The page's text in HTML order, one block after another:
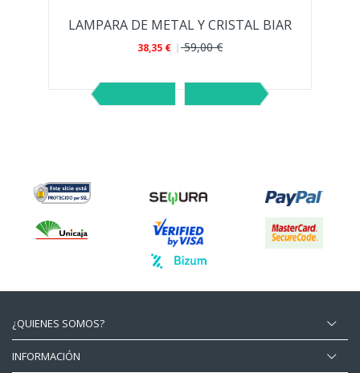
LAMPARA DE METAL Y CRISTAL BIAR
38,35 € 59,00 €
¿QUIENES SOMOS?
INFORMACIÓN